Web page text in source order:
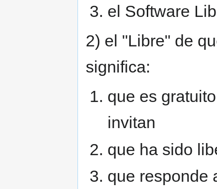
el Software
2) el "Libre" de
significa:
que es
invitan
que ha sido
que responde